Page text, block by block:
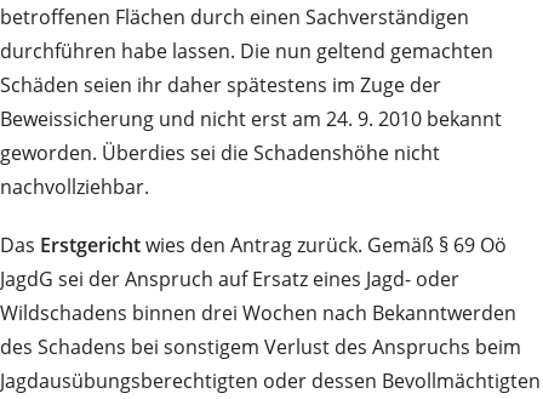
betroffenen Flächen durch einen Sachverständigen
durchführen habe lassen. Die nun geltend gemachten
Schäden seien ihr daher spätestens im Zuge der
Beweissicherung und nicht erst am 24. 9. 2010 bekannt
geworden. Überdies sei die Schadenshöhe nicht
nachvollziehbar.
Das Erstgerichtwies den Antrag zurück. Gemäß § 69 Oö
JagdG sei der Anspruch auf Ersatz eines Jagd- oder
Wildschadens binnen drei Wochen nach Bekanntwerden
des Schadens bei sonstigem Verlust des Anspruchs beim
Jagdausübungsberechtigten oder dessen Bevollmächtigten